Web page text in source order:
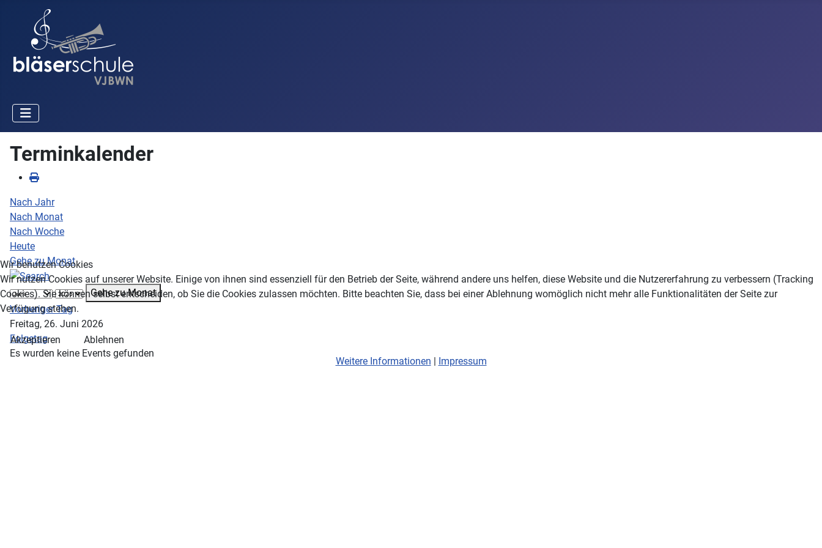
Terminkalender
Nach Jahr
Nach Monat
Nach Woche
Heute
Gehe zu Monat
Gehe zu Monat
Vorheriger Tag
Freitag, 26. Juni 2026
Folgetag
Es wurden keine Events gefunden
Wir benutzen Cookies
Wir nutzen Cookies auf unserer Website. Einige von ihnen sind essenziell für den Betrieb der Seite, während andere uns helfen, diese Website und die Nutzererfahrung zu verbessern (Tracking
Cookies). Sie können selbst entscheiden, ob Sie die Cookies zulassen möchten. Bitte beachten Sie, dass bei einer Ablehnung womöglich nicht mehr alle Funktionalitäten der Seite zur
Verfügung stehen.
Akzeptieren
Ablehnen
Weitere Informationen | Impressum